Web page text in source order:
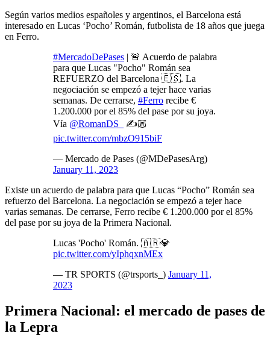
Según varios medios españoles y argentinos, el Barcelona está
interesado en Lucas ‘Pocho’ Román, futbolista de 18 años que juega
en Ferro.
#MercadoDePases | 🚨 Acuerdo de palabra
para que Lucas "Pocho" Román sea
REFUERZO del Barcelona 🇪🇸. La
negociación se empezó a tejer hace varias
semanas. De cerrarse, #Ferro recibe €
1.200.000 por el 85% del pase por su joya.
Vía @RomanDS_
✍️🏼
pic.twitter.com/mbzO915biF
— Mercado de Pases (@MDePasesArg)
January 11, 2023
Existe un acuerdo de palabra para que Lucas “Pocho” Román sea
refuerzo del Barcelona. La negociación se empezó a tejer hace
varias semanas. De cerrarse, Ferro recibe € 1.200.000 por el 85%
del pase por su joya de la Primera Nacional.
Lucas 'Pocho' Román. 🇦🇷💎
pic.twitter.com/yIphqxnMEx
— TR SPORTS (@trsports_) January 11,
2023
Primera Nacional: el mercado de pases de
la Lepra